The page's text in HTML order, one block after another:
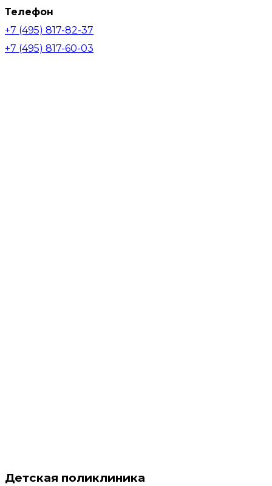
Телефон
+7 (495) 817-82-37
+7 (495) 817-60-03
Детская поликлиника